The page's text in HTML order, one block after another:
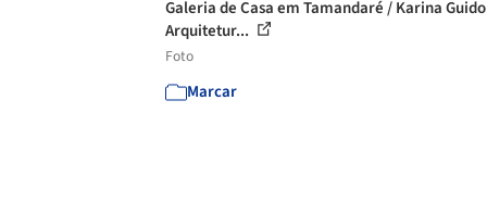
Galeria de Casa em Tamandaré / Karina
Arquitetur...
Foto
Marcar